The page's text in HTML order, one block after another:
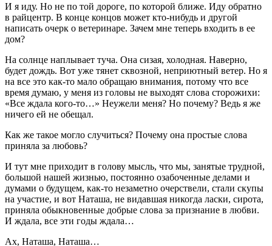
И я иду. Но не по той дороге, по которой ближе. Иду обратно
в райцентр. В конце концов может кто-нибудь и другой
написать очерк о ветеринаре. Зачем мне теперь входить в ее
дом?
На солнце наплывает туча. Она сизая, холодная. Наверно,
будет дождь. Вот уже тянет сквозной, неприютный ветер. Но я
на все это как-то мало обращаю внимания, потому что все
время думаю, у меня из головы не выходят слова сторожихи:
«Все ждала кого-то…» Неужели меня? Но почему? Ведь я же
ничего ей не обещал.
Как же такое могло случиться? Почему она простые слова
приняла за любовь?
И тут мне приходит в голову мысль, что мы, занятые трудной,
большой нашей жизнью, постоянно озабоченные делами и
думами о будущем, как-то незаметно очерствели, стали скупы
на участие, и вот Наташа, не видавшая никогда ласки, сирота,
приняла обыкновенные добрые слова за признание в любви.
И ждала, все эти годы ждала…
Ах, Наташа, Наташа…